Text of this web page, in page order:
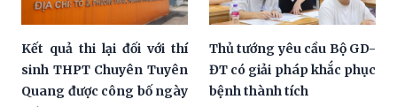
Kết quả thi lại đối với thí
sinh THPT Chuyên Tuyên
Quang được công bố ngày
Thủ tướng yêu cầu Bộ GD-
ĐT có giải pháp khắc phục
bệnh thành tích